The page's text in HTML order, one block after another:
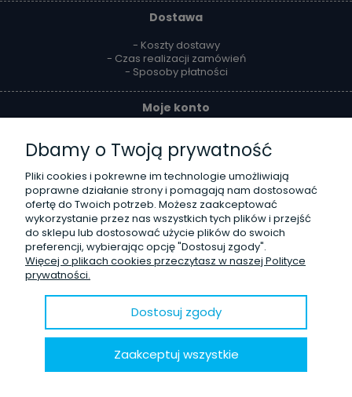
Dostawa
- Koszty dostawy
- Czas realizacji zamówień
- Sposoby płatności
Moje konto
- Ustawienia konta
- Przechowalnia
- Ustawienia plików cookies
Reklamacje i zwroty
- Zwroty
- Odstąpienie od umowy
- Reklamacje
O firmie
- Kontakt
- Opinie Trustmate
- Blog
Dbamy o Twoją prywatność
Pliki cookies i pokrewne im technologie umożliwiają
poprawne działanie strony i pomagają nam dostosować
ofertę do Twoich potrzeb. Możesz zaakceptować
wykorzystanie przez nas wszystkich tych plików i przejść
do sklepu lub dostosować użycie plików do swoich
preferencji, wybierając opcję "Dostosuj zgody".
Więcej o plikach cookies przeczytasz w naszej Polityce
prywatności.
Dostosuj zgody
Zaakceptuj wszystkie